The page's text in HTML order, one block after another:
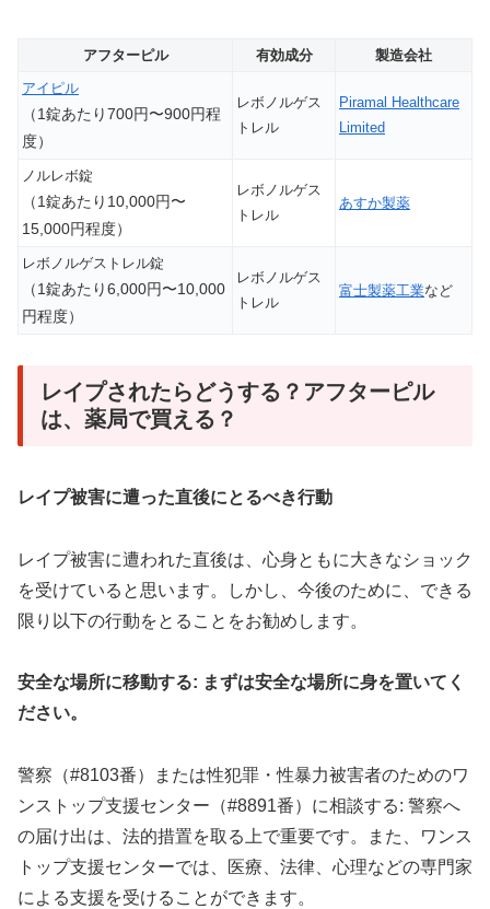
アフターピル 有効成分
製造会社
アイピル
（1錠あたり700円〜900円程
度）
レボノルゲス
トレル
Piramal Healthcare
Limited
ノルレボ錠
（1錠あたり10,000円〜
15,000円程度）
レボノルゲス
トレル
あすか製薬
レボノルゲストレル錠
（1錠あたり6,000円〜10,000
円程度）
レボノルゲス
トレル
富士製薬工業など
レイプされたらどうする？アフターピル
は、薬局で買える？
レイプ被害に遭った直後にとるべき行動
レイプ被害に遭われた直後は、心身ともに大きなショック
を受けていると思います。しかし、今後のために、できる
限り以下の行動をとることをお勧めします。
安全な場所に移動する: まずは安全な場所に身を置いてく
ださい。
警察（#8103番）または性犯罪・性暴力被害者のためのワ
ンストップ支援センター（#8891番）に相談する: 警察へ
の届け出は、法的措置を取る上で重要です。また、ワンス
トップ支援センターでは、医療、法律、心理などの専門家
による支援を受けることができます。